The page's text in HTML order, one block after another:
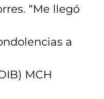
“Me llegó
a
MCH